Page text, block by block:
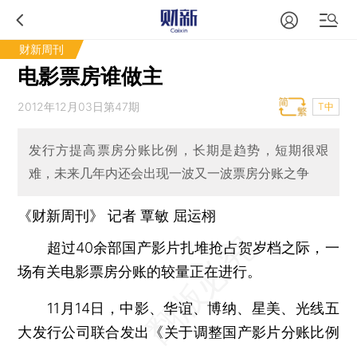
财新周刊
电影票房谁做主
2012年12月03日第47期 T中
发行方提高票房分账比例，长期是趋势，短期很艰
难，未来几年内还会出现一波又一波票房分账之争
《财新周刊》 记者覃敏 屈运栩
超过40余部国产影片扎堆抢占贺岁档之际，一
场有关电影票房分账的较量正在进行。
11月14日，中影、华谊、博纳、星美、光线五
大发行公司联合发出《关于调整国产影片分账比例